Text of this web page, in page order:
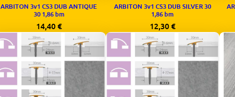
ARBITON 3v1 CS3 DUB ANTIQUE
30 1,86 bm
14,40 €
ARBITON 3v1 CS3 DUB SILVER 30
1,86 bm
12,30 €